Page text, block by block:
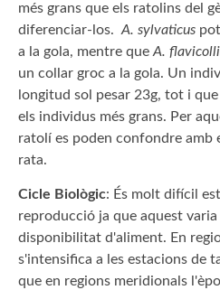
més grans que els ratolins del
diferenciar-los. A. sylvaticus
a la gola, mentre que A.
un collar groc a la gola. Un
longitud sol pesar 23g, tot i
els individus més grans. Per
ratolí es poden confondre amb
rata.
Cicle Biològic: És molt difícil
reproducció ja que aquest
disponibilitat d'aliment. En
s'intensifica a les estacions de
que en regions meridionals